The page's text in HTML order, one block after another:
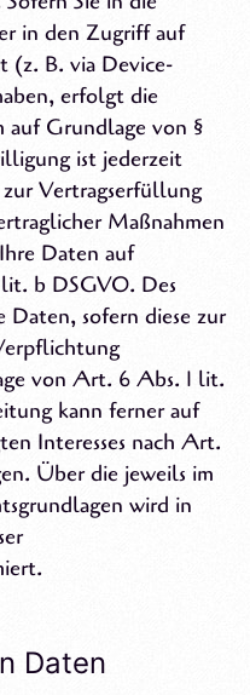
in den Zugriff auf
(z. B. via Device-
erfolgt die
auf Grundlage von §
ist jederzeit
Vertragserfüllung
Maßnahmen
Daten auf
b DSGVO. Des
sofern diese zur
von Art. 6 Abs. 1 lit.
kann ferner auf
Interesses nach Art.
Über die jeweils im
wird in
Daten